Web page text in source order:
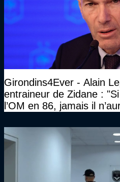
Girondins4Ever - Alain
entraineur de Zidane :
l’OM en 86, jamais il